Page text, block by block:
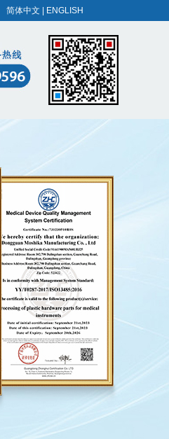
简体中文 ENGLISH